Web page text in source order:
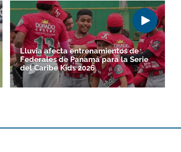
Lluvia afecta entrenamientos de
Federales de Panamá para la Serie
del Caribe Kids 2026